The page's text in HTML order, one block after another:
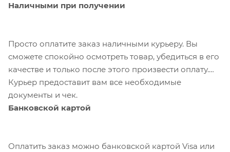
Наличными при получении
Просто оплатите заказ наличными курьеру. Вы
сможете спокойно осмотреть товар, убедиться в его
качестве и только после этого произвести оплату.
Курьер предоставит вам все необходимые
документы и чек.
Банковской картой
Оплатить заказ можно банковской картой Visa или